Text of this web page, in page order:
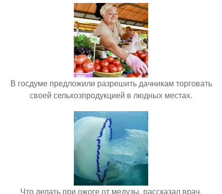
В госдуме предложили разрешить дачникам торговать
своей сельхозпродукцией в людных местах.
Что делать при ожоге от медузы, рассказал врач.